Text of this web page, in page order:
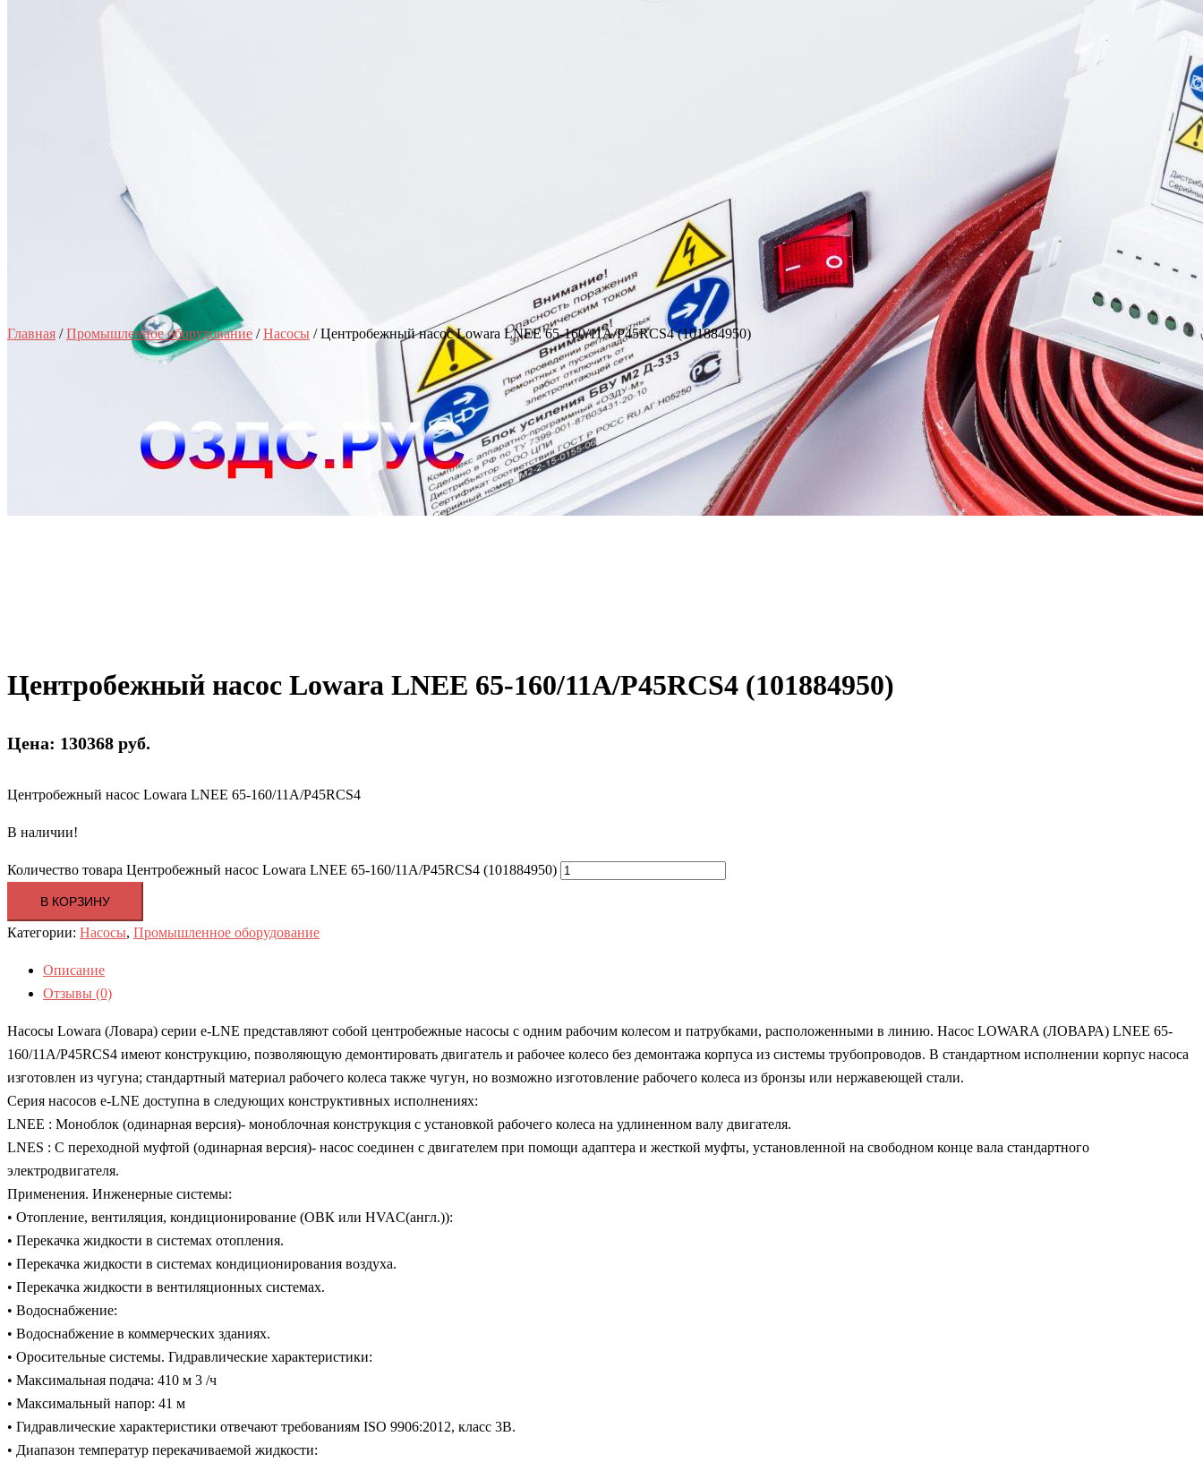
Главная /Промышленное оборудование /Насосы / Центробежный насос Lowara LNEE 65-160/11A/P45RCS4 (101884950)
Центробежный насос Lowara LNEE 65-160/11A/P45RCS4 (101884950)
Цена: 130368 руб.
Центробежный насос Lowara LNEE 65-160/11A/P45RCS4
В наличии!
Количество товара Центробежный насос Lowara LNEE 65-160/11A/P45RCS4 (101884950)
В КОРЗИНУ
Категории: Насосы, Промышленное оборудование
Описание
Отзывы (0)
Насосы Lowara (Ловара) серии e-LNE представляют собой центробежные насосы с одним рабочим колесом и патрубками, расположенными в линию. Насос LOWARA (ЛОВАРА) LNEE 65-
160/11A/P45RCS4 имеют конструкцию, позволяющую демонтировать двигатель и рабочее колесо без демонтажа корпуса из системы трубопроводов. В стандартном исполнении корпус насоса
изготовлен из чугуна; стандартный материал рабочего колеса также чугун, но возможно изготовление рабочего колеса из бронзы или нержавеющей стали.
Серия насосов e-LNE доступна в следующих конструктивных исполнениях:
LNEE : Моноблок (одинарная версия)- моноблочная конструкция с установкой рабочего колеса на удлиненном валу двигателя.
LNES : С переходной муфтой (одинарная версия)- насос соединен с двигателем при помощи адаптера и жесткой муфты, установленной на свободном конце вала стандартного
электродвигателя.
Применения. Инженерные системы:
• Отопление, вентиляция, кондиционирование (ОВК или HVAC(англ.)):
• Перекачка жидкости в системах отопления.
• Перекачка жидкости в системах кондиционирования воздуха.
• Перекачка жидкости в вентиляционных системах.
• Водоснабжение:
• Водоснабжение в коммерческих зданиях.
• Оросительные системы. Гидравлические характеристики:
• Максимальная подача: 410 м 3 /ч
• Максимальный напор: 41 м
• Гидравлические характеристики отвечают требованиям ISO 9906:2012, класс 3B.
• Диапазон температур перекачиваемой жидкости: